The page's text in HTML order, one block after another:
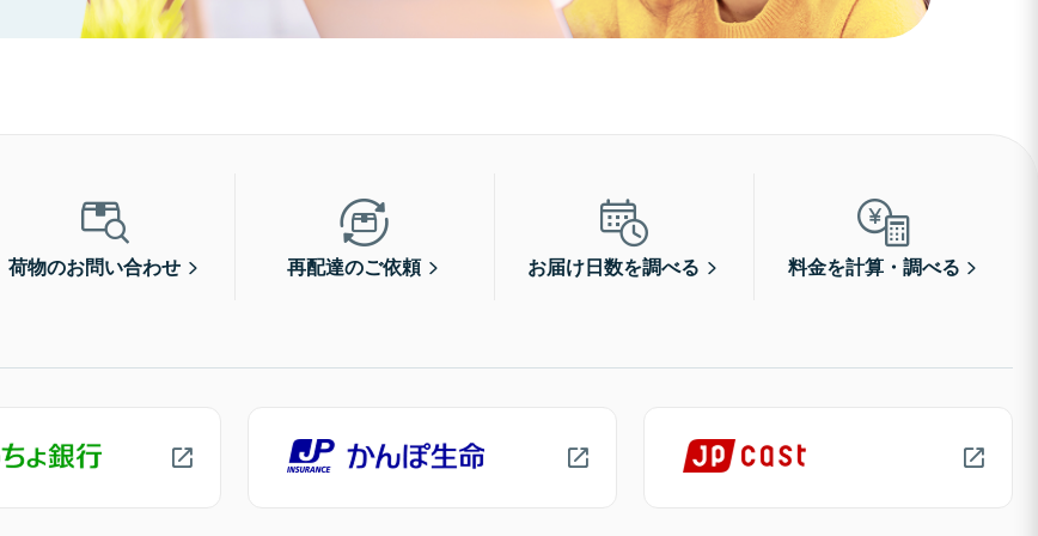
荷物のお問い合わせ 再配達のご依頼 お届け日数を調べる 料金を計算・調べる